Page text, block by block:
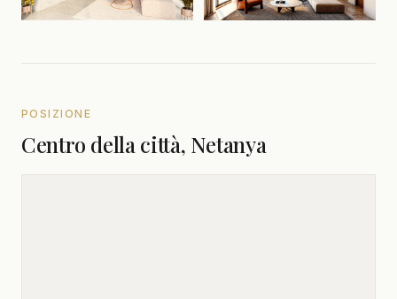
POSIZIONE
Centro della città, Netanya